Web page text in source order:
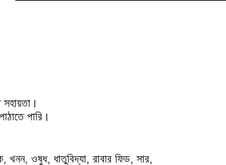
সহায়তা।
পারি।
খনন, ওষুধ, ধাতুবিদ্যা, রাবার ফিড, সার,